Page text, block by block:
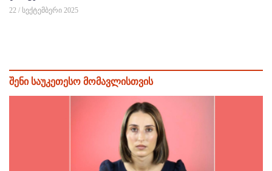
22 / სექტემბერი 2025
შენი საუკეთესო მომავლისთვის